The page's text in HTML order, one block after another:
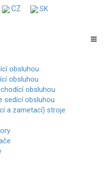
CZ SK
obsluhou
obsluhou
obsluhou
sedící obsluhou
a zametací) stroje